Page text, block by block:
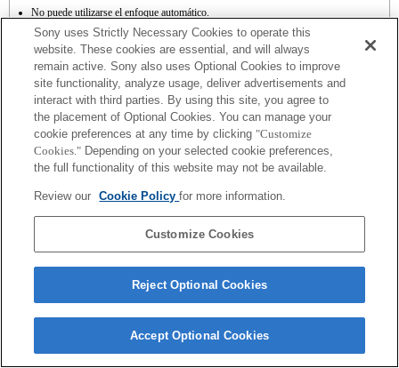
No puede utilizarse el enfoque automático.
Disponible con un adaptador de monturas
El sonido de control del diafragma se graba con el micrófono interno.
Outside the A (Aperture priority), S (Shutter priority), and M (Manual) modes, the
shutter speed and the aperture can not be adjusted during the movie recording.
En función de las condiciones de grabación, el brillo de la imagen puede no ser
uniforme. Cambia la función [Front Curtain Shutter/Obturador de cortinilla frontal] a
[Off/Apagado].
Si acoplas la [lente del tipo A-mount] usando un Adaptador Mount, la función de
ayuda MF no funciona automáticamente cuando giras el anillo del foco. Puedes
agrandar la imagen seleccionando la función [Focus Magnifier/Lupa de foco] o la
función [MF Assist/Ayuda MF] a cualquier tecla en las "opciones personalizadas".
La función SteadyShot no responde cuando SteadyShot está ajustado a [Estándar].
Terms of Use Contact Us
Sony uses Strictly Necessary Cookies to operate this
website. These cookies are essential, and will always
remain active. Sony also uses Optional Cookies to improve
site functionality, analyze usage, deliver advertisements and
interact with third parties. By using this site, you agree to
the placement of Optional Cookies. You can manage your
cookie preferences at any time by clicking "Customize
Cookies." Depending on your selected cookie preferences,
the full functionality of this website may not be available.
Review our Cookie Policyfor more information.
Customize Cookies
Reject Optional Cookies
Accept Optional Cookies